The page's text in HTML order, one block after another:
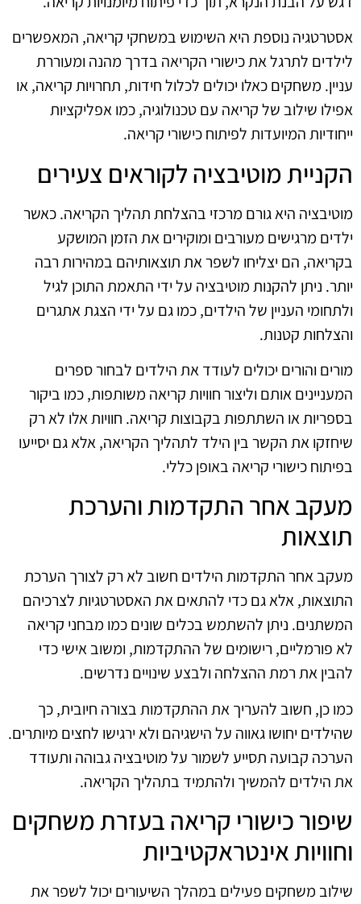
אסטרטגיה נוספת היא השימוש במשחקי קריאה, המאפשרים
לילדים לתרגל את כישורי הקריאה בדרך מהנה ומעוררת
עניין. משחקים כאלו יכולים לכלול חידות, תחרויות קריאה, או
אפילו שילוב של קריאה עם טכנולוגיה, כמו אפליקציות
ייחודיות המיועדות לפיתוח כישורי קריאה.
הקניית מוטיבציה לקוראים צעירים
מוטיבציה היא גורם מרכזי בהצלחת תהליך הקריאה. כאשר
ילדים מרגישים מעורבים ומוקירים את הזמן המושקע
בקריאה, הם יצליחו לשפר את תוצאותיהם במהירות רבה
יותר. ניתן להקנות מוטיבציה על ידי התאמת התוכן לגיל
ולתחומי העניין של הילדים, כמו גם על ידי הצגת אתגרים
והצלחות קטנות.
מורים והורים יכולים לעודד את הילדים לבחור ספרים
המעניינים אותם וליצור חוויות קריאה משותפות, כמו ביקור
בספריות או השתתפות בקבוצות קריאה. חוויות אלו לא רק
שיחזקו את הקשר בין הילד לתהליך הקריאה, אלא גם יסייעו
בפיתוח כישורי קריאה באופן כללי.
מעקב אחר התקדמות והערכת
תוצאות
מעקב אחר התקדמות הילדים חשוב לא רק לצורך הערכת
התוצאות, אלא גם כדי להתאים את האסטרטגיות לצרכיהם
המשתנים. ניתן להשתמש בכלים שונים כמו מבחני קריאה
לא פורמליים, רישומים של ההתקדמות, ומשוב אישי כדי
להבין את רמת ההצלחה ולבצע שינויים נדרשים.
כמו כן, חשוב להעריך את ההתקדמות בצורה חיובית, כך
שהילדים יחושו גאווה על הישגיהם ולא ירגישו לחצים מיותרים.
הערכה קבועה תסייע לשמור על מוטיבציה גבוהה ותעודד
את הילדים להמשיך ולהתמיד בתהליך הקריאה.
שיפור כישורי קריאה בעזרת משחקים
וחוויות אינטראקטיביות
שילוב משחקים פעילים במהלך השיעורים יכול לשפר את